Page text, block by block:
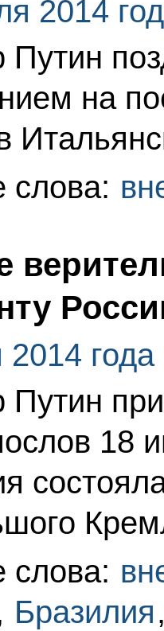
2014
на
слова:
2014 года
18
слова:
Бразилия